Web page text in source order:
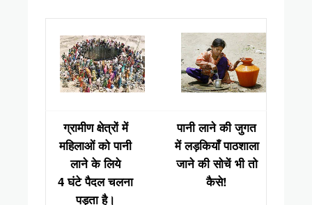
ग्रामीण क्षेत्रों में
महिलाओं को पानी
लाने के लिये
4 घंटे पैदल चलना
पड़ता है।
पानी लाने की जुगत
में लड़कियाँ पाठशाला
जाने की सोचें भी तो
कैसे!